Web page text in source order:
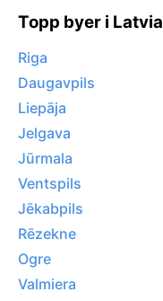
Topp byer i Latvia
Riga
Daugavpils
Liepāja
Jelgava
Jūrmala
Ventspils
Jēkabpils
Rēzekne
Ogre
Valmiera